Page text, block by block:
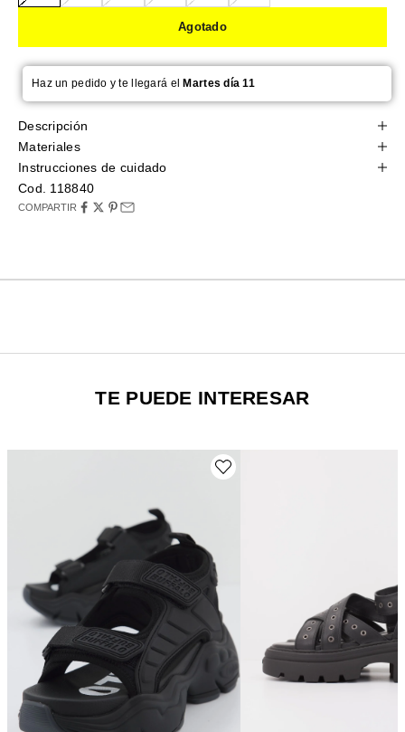
Agotado
Haz un pedido y te llegará elMartes día 11
Descripción
Materiales
Instrucciones de cuidado
Cod. 118840
COMPARTIR
TE PUEDE INTERESAR